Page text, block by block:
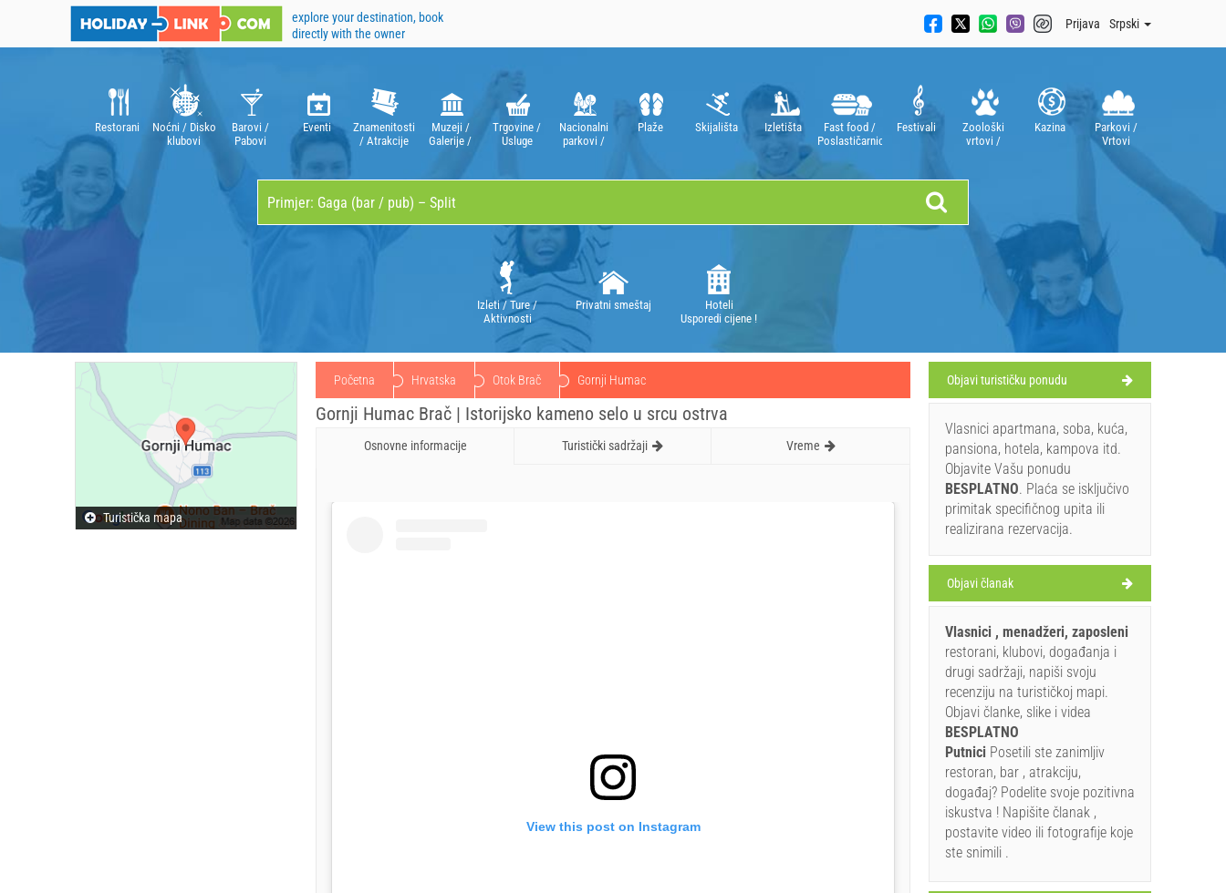
explore your destination, book
directly with the owner
Prijava Srpski
Restorani
Noćni / Disko
klubovi
Barovi /
Pabovi
Eventi
Znamenitosti
/ Atrakcije
Muzeji /
Galerije /
Trgovine /
Usluge
Nacionalni
parkovi /
Plaže Skijališta Izletišta
Fast food /
Poslastičarnice
Festivali
Zoološki
vrtovi /
Kazina
Parkovi /
Vrtovi
Izleti / Ture /
Aktivnosti
Privatni smeštaj
Hoteli
Usporedi cijene !
Početna Hrvatska Otok Brač Gornji Humac
Gornji Humac Brač | Istorijsko kameno selo u srcu ostrva
Osnovne informacije Turistički sadržaji Vreme
View this post on Instagram
Turistička mapa
Objavi turističku ponudu
Vlasnici apartmana, soba, kuća,
pansiona, hotela, kampova itd.
Objavite Vašu ponudu
BESPLATNO. Plaća se isključivo
primitak specifičnog upita ili
realizirana rezervacija.
Objavi članak
Vlasnici , menadžeri, zaposleni
restorani, klubovi, događanja i
drugi sadržaji, napiši svoju
recenziju na turističkoj mapi.
Objavi članke, slike i videa
BESPLATNO
Putnici Posetili ste zanimljiv
restoran, bar , atrakciju,
događaj? Podelite svoje pozitivna
iskustva ! Napišite članak ,
postavite video ili fotografije koje
ste snimili .